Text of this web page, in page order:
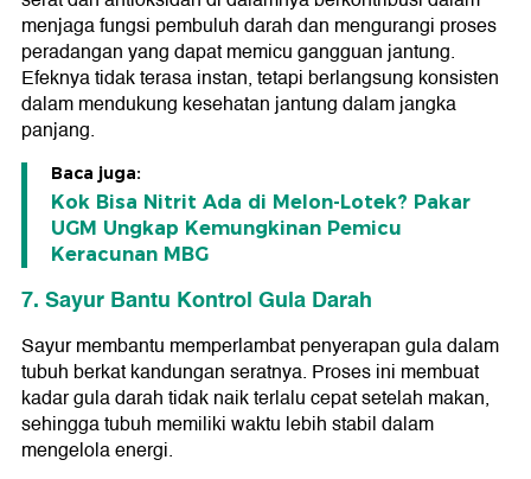
menjaga fungsi pembuluh darah dan mengurangi proses
peradangan yang dapat memicu gangguan jantung.
Efeknya tidak terasa instan, tetapi berlangsung konsisten
dalam mendukung kesehatan jantung dalam jangka
panjang.
Baca juga:
Kok Bisa Nitrit Ada di Melon-Lotek? Pakar
UGM Ungkap Kemungkinan Pemicu
Keracunan MBG
7. Sayur Bantu Kontrol Gula Darah
Sayur membantu memperlambat penyerapan gula dalam
tubuh berkat kandungan seratnya. Proses ini membuat
kadar gula darah tidak naik terlalu cepat setelah makan,
sehingga tubuh memiliki waktu lebih stabil dalam
mengelola energi.